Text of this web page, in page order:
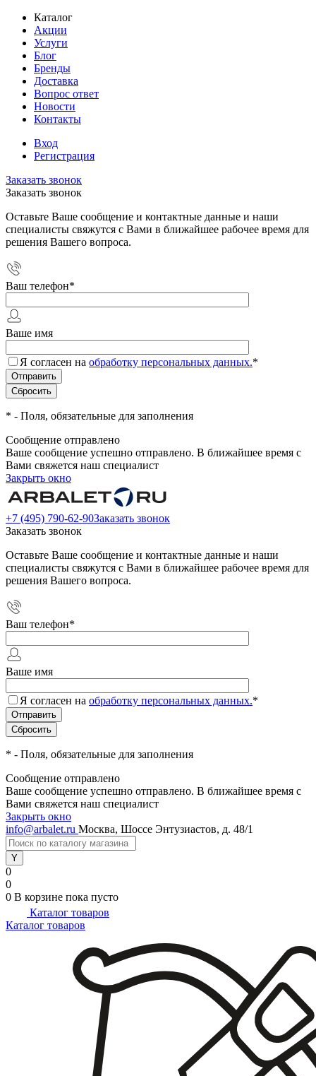
Каталог
Акции
Услуги
Блог
Бренды
Доставка
Вопрос ответ
Новости
Контакты
Вход
Регистрация
Заказать звонок
Заказать звонок
Оставьте Ваше сообщение и контактные данные и наши
специалисты свяжутся с Вами в ближайшее рабочее время для
решения Вашего вопроса.
Ваш телефон*
Ваше имя
Я согласен на обработку персональных данных.*
* - Поля, обязательные для заполнения
Сообщение отправлено
Ваше сообщение успешно отправлено. В ближайшее время с
Вами свяжется наш специалист
Закрыть окно
+7 (495) 790-62-90Заказать звонок
Заказать звонок
Оставьте Ваше сообщение и контактные данные и наши
специалисты свяжутся с Вами в ближайшее рабочее время для
решения Вашего вопроса.
Ваш телефон*
Ваше имя
Я согласен на обработку персональных данных.*
* - Поля, обязательные для заполнения
Сообщение отправлено
Ваше сообщение успешно отправлено. В ближайшее время с
Вами свяжется наш специалист
Закрыть окно
info@arbalet.ru Москва, Шоссе Энтузиастов, д. 48/1
0
0
0 В корзине пока пусто
Каталог товаров
Каталог товаров